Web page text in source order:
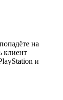
на
клиент
и